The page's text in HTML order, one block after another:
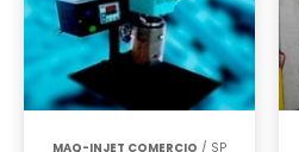
MAQ-INJET COMERCIO / SP